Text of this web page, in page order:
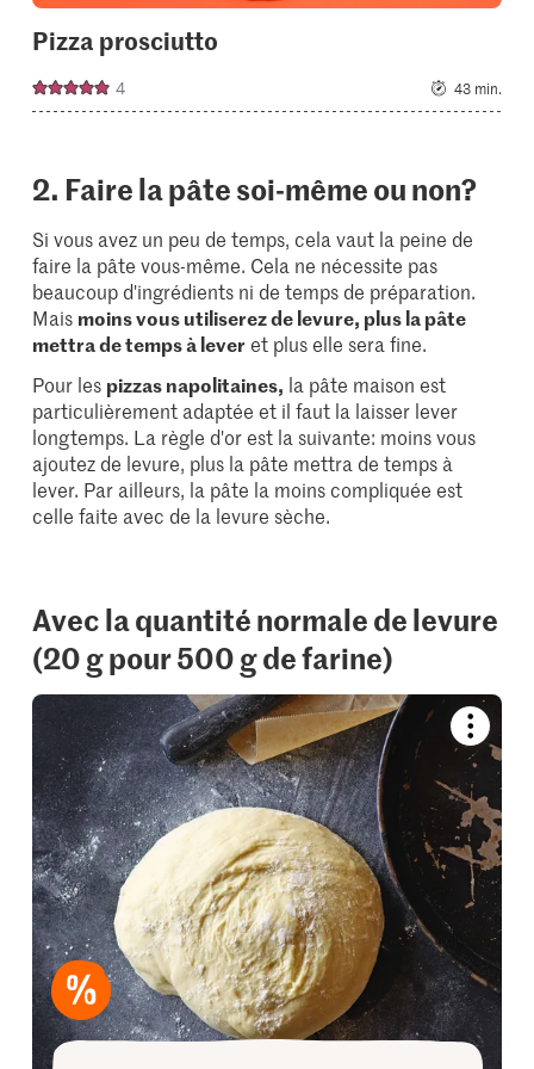
Pizza prosciutto
4 43 min.
2. Faire la pâte soi-même ou non?
Si vous avez un peu de temps, cela vaut la peine de
faire la pâte vous-même. Cela ne nécessite pas
beaucoup d'ingrédients ni de temps de préparation.
Mais moins vous utiliserez de levure, plus la pâte
mettra de temps à leveret plus elle sera fine.
Pour les pizzas napolitaines, la pâte maison est
particulièrement adaptée et il faut la laisser lever
longtemps. La règle d'or est la suivante: moins vous
ajoutez de levure, plus la pâte mettra de temps à
lever. Par ailleurs, la pâte la moins compliquée est
celle faite avec de la levure sèche.
Avec la quantité normale de levure
(20 g pour 500 g de farine)
recipe
or
add
it
to
your